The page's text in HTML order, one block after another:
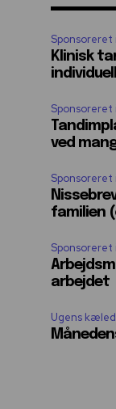
Sponsoreret
Klinisk
Sponsoreret
ved
Sponsoreret
familien
Sponsoreret
arbejdet
Ugens